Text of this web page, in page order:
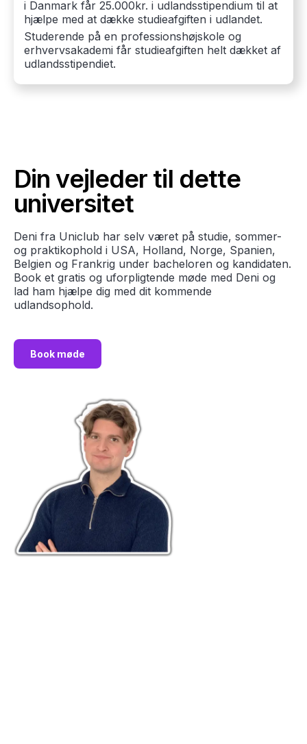
i Danmark får 25.000kr. i udlandsstipendium til at
hjælpe med at dække studieafgiften i udlandet.
Studerende på en professionshøjskole og
erhvervsakademi får studieafgiften helt dækket af
udlandsstipendiet.
Din vejleder til dette
universitet
Deni fra Uniclub har selv været på studie, sommer-
og praktikophold i USA, Holland, Norge, Spanien,
Belgien og Frankrig under bacheloren og kandidaten.
Book et gratis og uforpligtende møde med Deni og
lad ham hjælpe dig med dit kommende
udlandsophold.
Book møde